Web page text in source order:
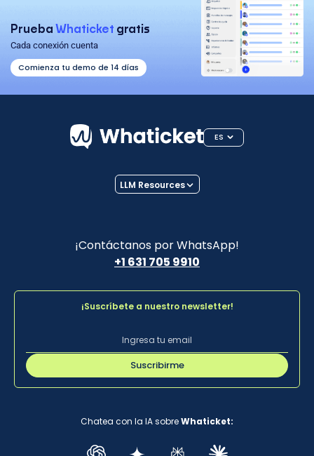
Prueba Whaticket gratis
Cada conexión cuenta
Comienza tu demo de 14 días
ES
¡Contáctanos por WhatsApp!
+1 631 705 9910
LLM Resources
¡Suscríbete a nuestro newsletter!
Suscribirme
Chatea con la IA sobreWhaticket: